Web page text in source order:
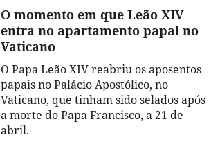
O momento em que Leão XIV
entra no apartamento papal no
Vaticano
O Papa Leão XIV reabriu os aposentos
papais no Palácio Apostólico, no
Vaticano, que tinham sido selados após
a morte do Papa Francisco, a 21 de
abril.